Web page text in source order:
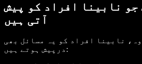
جو نابینا افراد کو پیش
آتی ہیں
نابینا افراد کو یہ مسائل بھی
درپیش ہوتے ہیں: